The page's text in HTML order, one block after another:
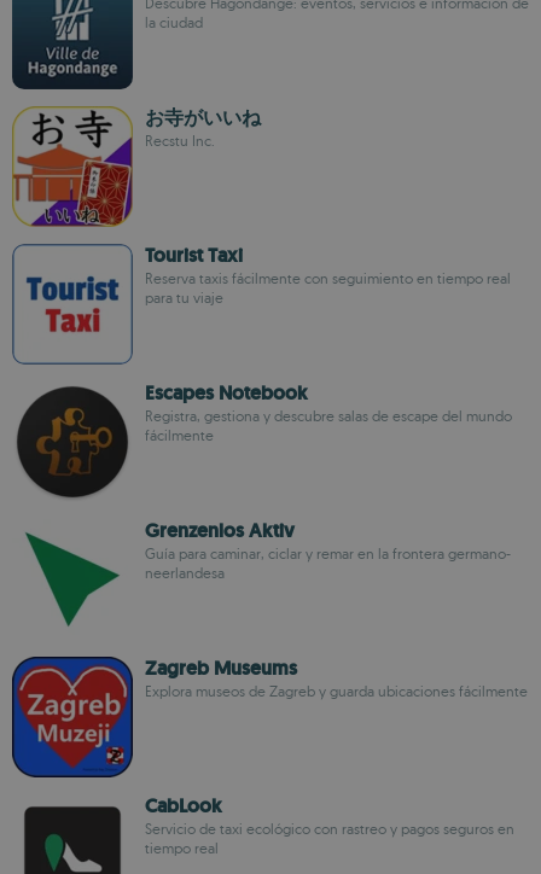
la ciudad
お寺がいいね
Recstu Inc.
Tourist Taxi
Reserva taxis fácilmente con seguimiento en tiempo real
para tu viaje
Escapes Notebook
Registra, gestiona y descubre salas de escape del mundo
fácilmente
Grenzenlos Aktiv
Guía para caminar, ciclar y remar en la frontera germano-
neerlandesa
Zagreb Museums
Explora museos de Zagreb y guarda ubicaciones fácilmente
CabLook
Servicio de taxi ecológico con rastreo y pagos seguros en
tiempo real